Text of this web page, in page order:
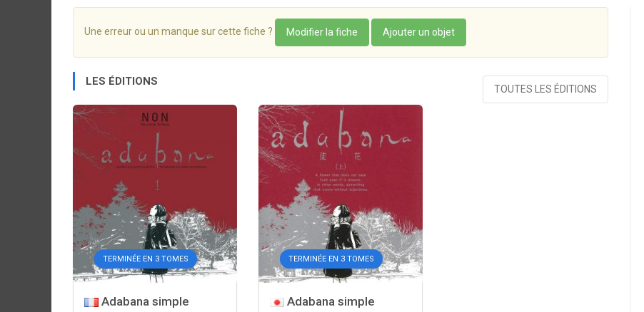
Une erreur ou un manque sur cette fiche ? Modifier la fiche Ajouter un objet
LES ÉDITIONS
TOUTES LES ÉDITIONS
TERMINÉE EN 3 TOMES
Adabana simple
TERMINÉE EN 3 TOMES
Adabana simple